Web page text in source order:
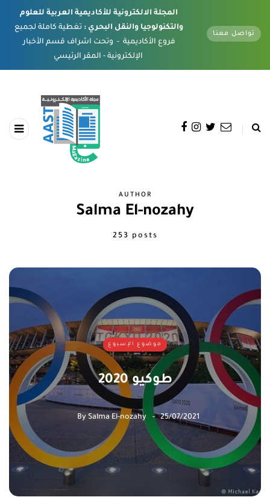
المجلة الالكترونية للأكاديمية العربية للعلوم
والتكنولوجيا والنقل البحري : تغطية كاملة لجميع
فروع الأكاديمية - وتحت اشراف قسم الأخبار
تواصل معنا
AUTHOR
Salma El-nozahy
253 posts
موضوع الإسبوع
طوكيو 2020
By Salma El-nozahy 25/07/2021